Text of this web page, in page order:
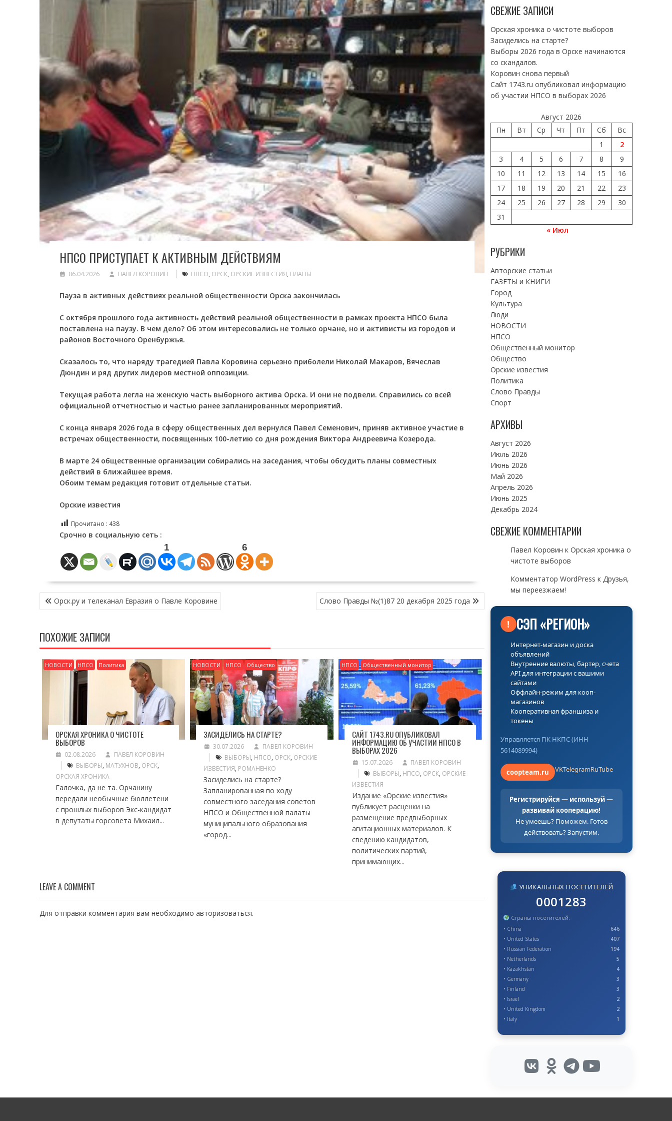
НПСО ПРИСТУПАЕТ К АКТИВНЫМ ДЕЙСТВИЯМ
06.04.2026 ПАВЕЛ КОРОВИН НПСО, ОРСК, ОРСКИЕ ИЗВЕСТИЯ, ПЛАНЫ
Пауза в активных действиях реальной общественности Орска закончилась
С октября прошлого года активность действий реальной общественности в рамках проекта НПСО была
поставлена на паузу. В чем дело? Об этом интересовались не только орчане, но и активисты из городов и
районов Восточного Оренбуржья.
Сказалось то, что наряду трагедией Павла Коровина серьезно приболели Николай Макаров, Вячеслав
Дюндин и ряд других лидеров местной оппозиции.
Текущая работа легла на женскую часть выборного актива Орска. И они не подвели. Справились со всей
официальной отчетностью и частью ранее запланированных мероприятий.
С конца января 2026 года в сферу общественных дел вернулся Павел Семенович, приняв активное участие в
встречах общественности, посвященных 100-летию со дня рождения Виктора Андреевича Козерода.
В марте 24 общественные организации собирались на заседания, чтобы обсудить планы совместных
действий в ближайшее время.
Обоим темам редакция готовит отдельные статьи.
Орские известия
Прочитано : 438
Срочно в социальную сеть :
1 6
НАВИГАЦИЯ
ПО Орск.ру и телеканал Евразия о Павле Коровине Слово Правды №(1)87 20 декабря 2025 года
ПОХОЖИЕ ЗАПИСИ
НОВОСТИ НПСО Политика
ОРСКАЯ ХРОНИКА О ЧИСТОТЕ
ВЫБОРОВ
02.08.2026
ПАВЕЛ КОРОВИН
ВЫБОРЫ, МАТУХНОВ, ОРСК,
ОРСКАЯ ХРОНИКА
Галочка, да не та. Орчанину
передали необычные бюллетени
с прошлых выборов Экс-кандидат
в депутаты горсовета Михаил...
НОВОСТИ НПСО Общество
ЗАСИДЕЛИСЬ НА СТАРТЕ?
30.07.2026
ПАВЕЛ КОРОВИН
ВЫБОРЫ, НПСО, ОРСК, ОРСКИЕ
ИЗВЕСТИЯ, РОМАНЕНКО
Засиделись на старте?
Запланированная по ходу
совместного заседания советов
НПСО и Общественной палаты
муниципального образования
«город...
НПСО Общественный монитор
САЙТ 1743.RU ОПУБЛИКОВАЛ
ИНФОРМАЦИЮ ОБ УЧАСТИИ НПСО В
ВЫБОРАХ 2026
15.07.2026
ПАВЕЛ КОРОВИН
ВЫБОРЫ, НПСО, ОРСК, ОРСКИЕ
ИЗВЕСТИЯ
Издание «Орские известия»
публикует расценки на
размещение предвыборных
агитационных материалов. К
сведению кандидатов,
политических партий,
принимающих...
LEAVE A COMMENT
Для отправки комментария вам необходимо авторизоваться.
СВЕЖИЕ ЗАПИСИ
Орская хроника о чистоте выборов
Засиделись на старте?
Выборы 2026 года в Орске начинаются
со скандалов.
Коровин снова первый
Сайт 1743.ru опубликовал информацию
об участии НПСО в выборах 2026
Август 2026
Пн
Вт Ср Чт Пт Сб
Вс
1
2
3
4 5 6 7 8
9
10
11 12 13 14 15
16
17
18 19 20 21 22
23
24
25 26 27 28 29
30
31
« Июл
РУБРИКИ
Авторские статьи
ГАЗЕТЫ и КНИГИ
Город
Культура
Люди
НОВОСТИ
НПСО
Общественный монитор
Общество
Орские известия
Политика
Слово Правды
Спорт
АРХИВЫ
Август 2026
Июль 2026
Июнь 2026
Май 2026
Апрель 2026
Июнь 2025
Декабрь 2024
СВЕЖИЕ КОММЕНТАРИИ
Павел Коровин к Орская хроника о
чистоте выборов
Комментатор WordPress к Друзья,
мы переезжаем!
! СЭП «РЕГИОН»
Интернет-магазин и доска
объявлений
Внутренние валюты, бартер, счета
API для интеграции с вашими
сайтами
Оффлайн-режим для кооп-
магазинов
Кооперативная франшиза и
токены
Управляется ПК НКПС (ИНН
5614089994)
coopteam.ru VKTelegramRuTube
Регистрируйся — используй —
развивай кооперацию!
Не умеешь? Поможем. Готов
действовать? Запустим.
УНИКАЛЬНЫХ ПОСЕТИТЕЛЕЙ
0001283
Страны посетителей:
• China
646
• United States
407
• Russian Federation
194
• Netherlands
5
• Kazakhstan
4
• Germany
3
• Finland
3
• Israel
2
• United Kingdom
2
• Italy
1